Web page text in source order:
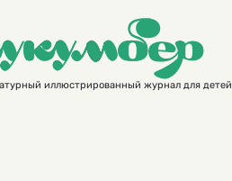
иллюстрированный журнал для детей